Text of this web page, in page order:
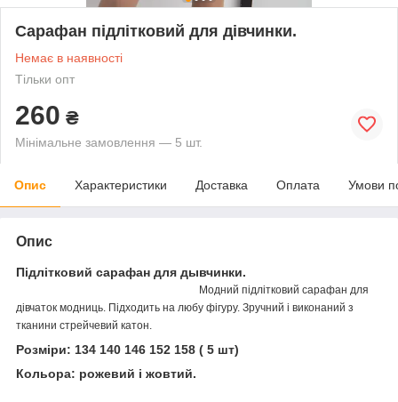
Сарафан підлітковий для дівчинки.
Немає в наявності
Тільки опт
260 ₴
Мінімальне замовлення — 5 шт.
Опис Характеристики Доставка Оплата Умови
Опис
Підлітковий сарафан для дывчинки.
Модний підлітковий сарафан для
дівчаток модниць. Підходить на любу фігуру. Зручний і виконаний з
тканини стрейчевий катон.
Розміри: 134 140 146 152 158 ( 5 шт)
Кольора: рожевий і жовтий.